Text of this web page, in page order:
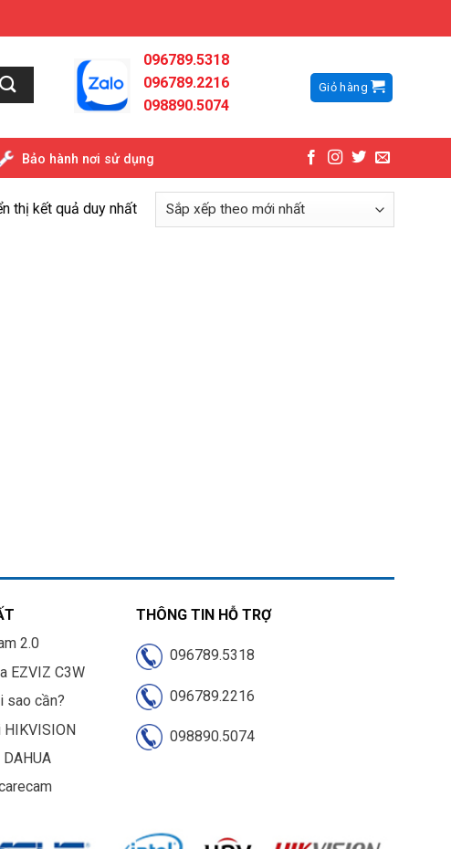
096789.5318
096789.2216
098890.5074
Giỏ hàng
Bảo hành nơi sử dụng
thị kết quả duy nhất
2.0
EZVIZ C3W
sao cần?
THÔNG TIN HỖ TRỢ
096789.5318
096789.2216
098890.5074